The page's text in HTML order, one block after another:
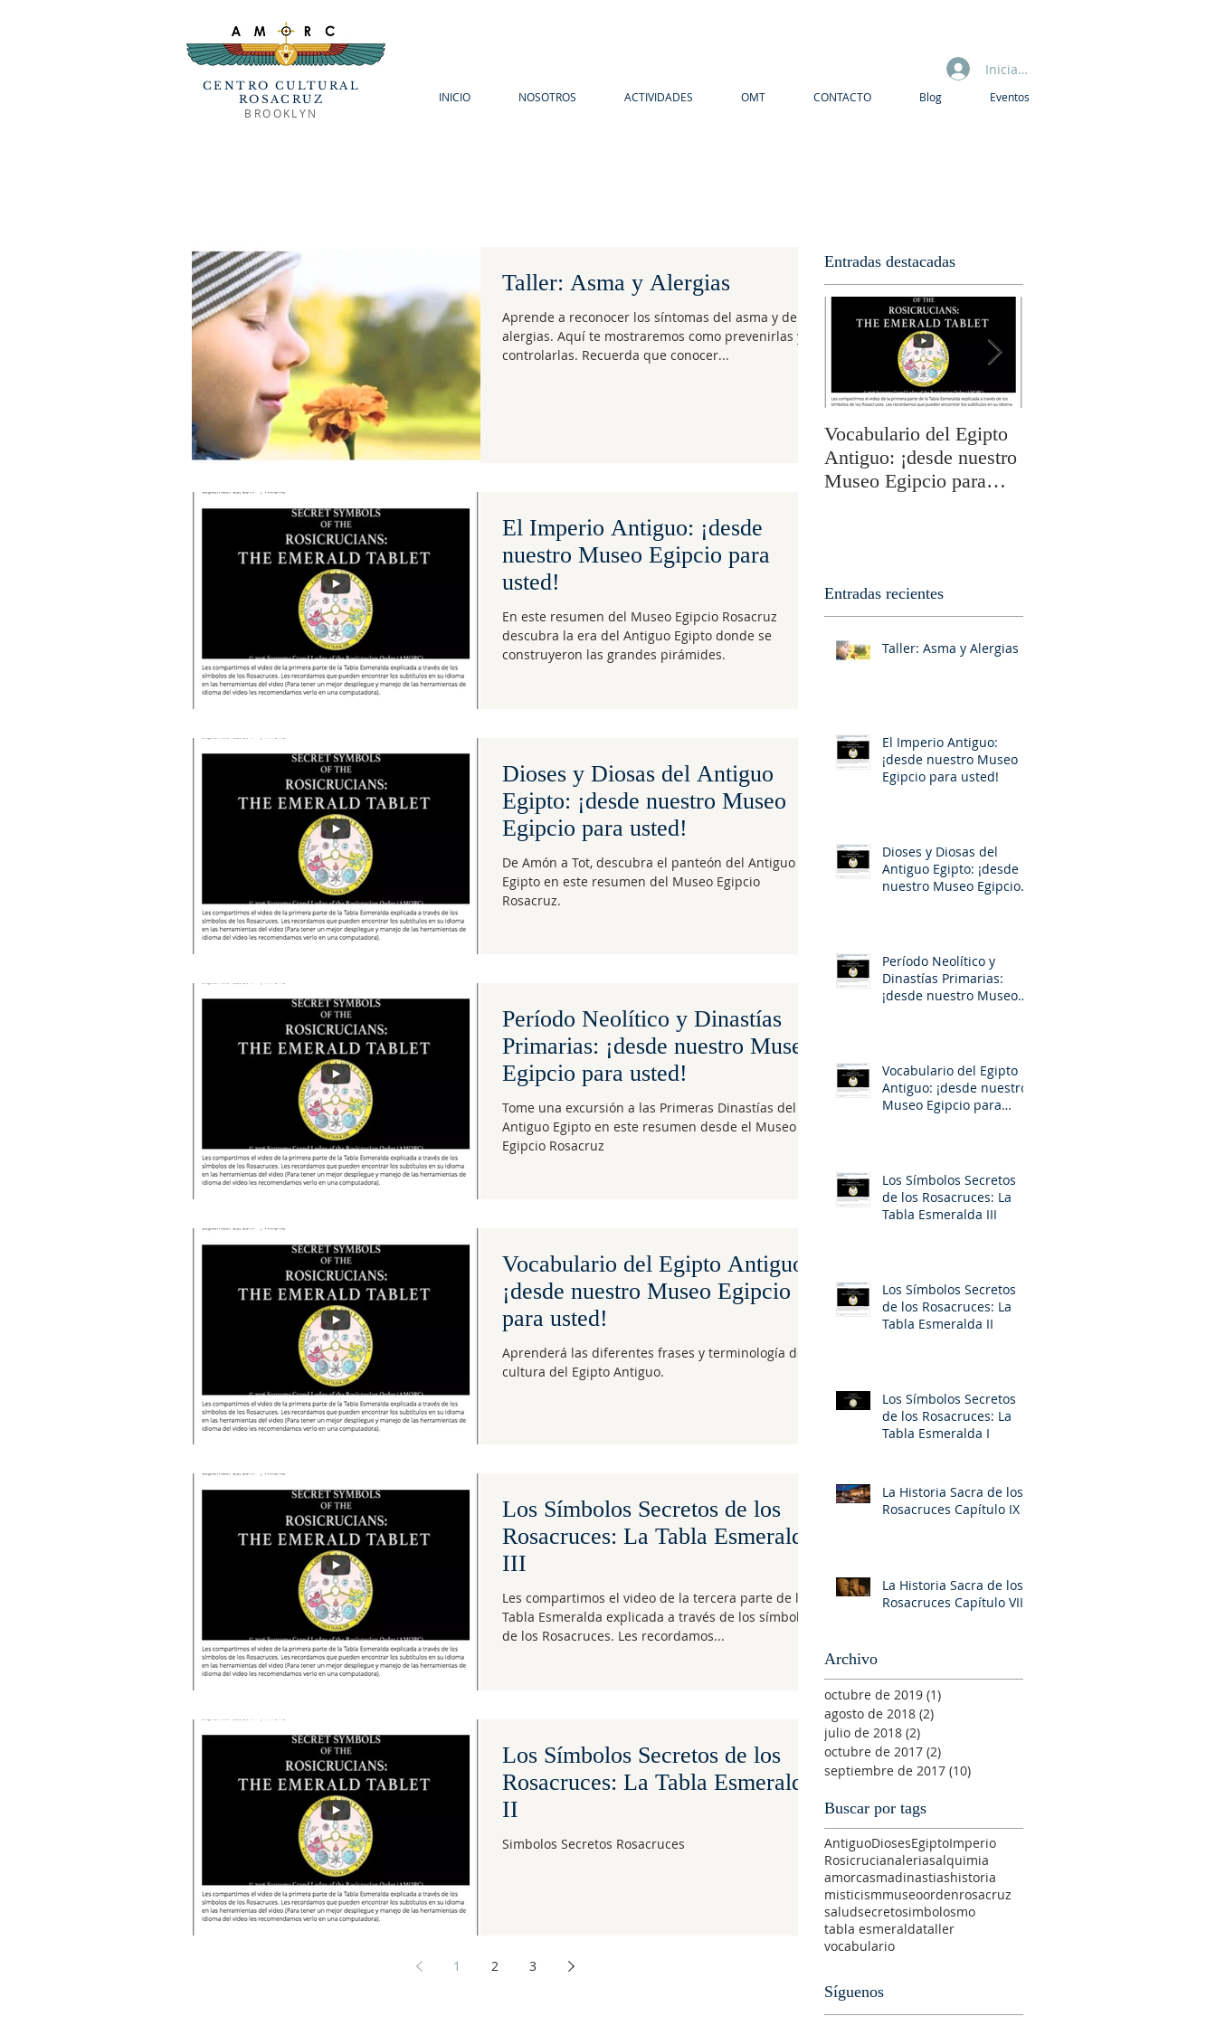
CENTRO CULTURAL
ROSACRUZ
BROOKLYN
Iniciar sesión
INICIO NOSOTROS ACTIVIDADES OMT CONTACTO Blog Eventos
Taller: Asma y Alergias
Aprende a reconocer los síntomas del asma y de las
alergias. Aquí te mostraremos como prevenirlas y
controlarlas. Recuerda que conocer...
El Imperio Antiguo: ¡desde
nuestro Museo Egipcio para
usted!
En este resumen del Museo Egipcio Rosacruz
descubra la era del Antiguo Egipto donde se
construyeron las grandes pirámides.
Dioses y Diosas del Antiguo
Egipto: ¡desde nuestro Museo
Egipcio para usted!
De Amón a Tot, descubra el panteón del Antiguo
Egipto en este resumen del Museo Egipcio
Rosacruz.
Período Neolítico y Dinastías
Primarias: ¡desde nuestro Museo
Egipcio para usted!
Tome una excursión a las Primeras Dinastías del
Antiguo Egipto en este resumen desde el Museo
Egipcio Rosacruz
Vocabulario del Egipto Antiguo:
¡desde nuestro Museo Egipcio
para usted!
Aprenderá las diferentes frases y terminología de la
cultura del Egipto Antiguo.
Los Símbolos Secretos de los
Rosacruces: La Tabla Esmeralda
III
Les compartimos el video de la tercera parte de la
Tabla Esmeralda explicada a través de los símbolos
de los Rosacruces. Les recordamos...
Los Símbolos Secretos de los
Rosacruces: La Tabla Esmeralda
II
Simbolos Secretos Rosacruces
1 2 3
Entradas destacadas
Vocabulario del Egipto
Antiguo: ¡desde nuestro
Museo Egipcio para
Entradas recientes
Taller: Asma y Alergias
El Imperio Antiguo:
¡desde nuestro Museo
Egipcio para usted!
Dioses y Diosas del
Antiguo Egipto: ¡desde
nuestro Museo Egipcio
Período Neolítico y
Dinastías Primarias:
¡desde nuestro Museo
Vocabulario del Egipto
Antiguo: ¡desde nuestro
Museo Egipcio para
Los Símbolos Secretos
de los Rosacruces: La
Tabla Esmeralda III
Los Símbolos Secretos
de los Rosacruces: La
Tabla Esmeralda II
Los Símbolos Secretos
de los Rosacruces: La
Tabla Esmeralda I
La Historia Sacra de los
Rosacruces Capítulo IX
La Historia Sacra de los
Rosacruces Capítulo VIII
Archivo
octubre de 2019 (1)
agosto de 2018 (2)
julio de 2018 (2)
octubre de 2017 (2)
septiembre de 2017 (10)
Buscar por tags
AntiguoDiosesEgiptoImperio
Rosicrucianaleriasalquimia
amorcasmadinastiashistoria
misticismmuseoordenrosacruz
saludsecretosimbolosmo
tabla esmeraldataller
vocabulario
Síguenos